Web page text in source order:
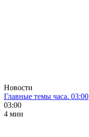
Новости
Главные темы часа. 03:00
03:00
4 мин